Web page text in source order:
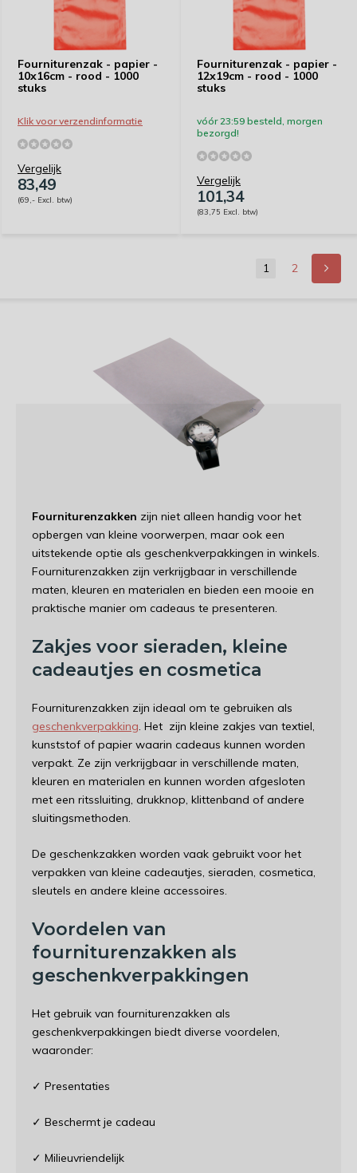
Fourniturenzak - papier -
10x16cm - rood - 1000
stuks
Klik voor verzendinformatie
Vergelijk
83,49
(69,- Excl. btw)
Fourniturenzak - papier -
12x19cm - rood - 1000
stuks
vóór 23:59 besteld, morgen
bezorgd!
Vergelijk
101,34
(83,75 Excl. btw)
1 2
Fourniturenzakken zijn niet alleen handig voor het
opbergen van kleine voorwerpen, maar ook een
uitstekende optie als geschenkverpakkingen in winkels.
Fourniturenzakken zijn verkrijgbaar in verschillende
maten, kleuren en materialen en bieden een mooie en
praktische manier om cadeaus te presenteren.
Zakjes voor sieraden, kleine
cadeautjes en cosmetica
Fourniturenzakken zijn ideaal om te gebruiken als
geschenkverpakking. Het zijn kleine zakjes van textiel,
kunststof of papier waarin cadeaus kunnen worden
verpakt. Ze zijn verkrijgbaar in verschillende maten,
kleuren en materialen en kunnen worden afgesloten
met een ritssluiting, drukknop, klittenband of andere
sluitingsmethoden.
De geschenkzakken worden vaak gebruikt voor het
verpakken van kleine cadeautjes, sieraden, cosmetica,
sleutels en andere kleine accessoires.
Voordelen van
fourniturenzakken als
geschenkverpakkingen
Het gebruik van fourniturenzakken als
geschenkverpakkingen biedt diverse voordelen,
waaronder:
✓ Presentaties
✓ Beschermt je cadeau
✓ Milieuvriendelijk